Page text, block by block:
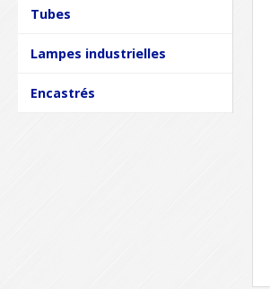
Tubes
Lampes industrielles
Encastrés